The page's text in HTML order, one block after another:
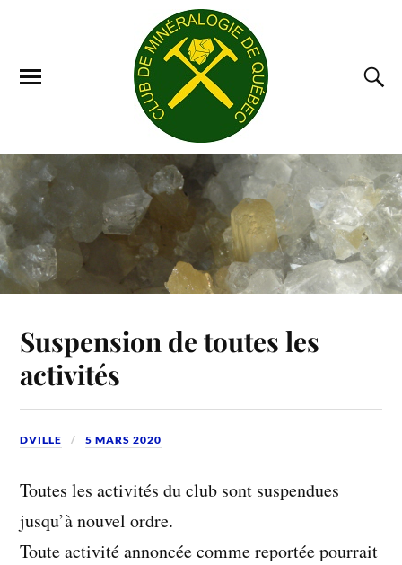
Suspension de toutes les
activités
DVILLE 5 MARS 2020
Toutes les activités du club sont suspendues
jusqu’à nouvel ordre.
Toute activité annoncée comme reportée pourrait